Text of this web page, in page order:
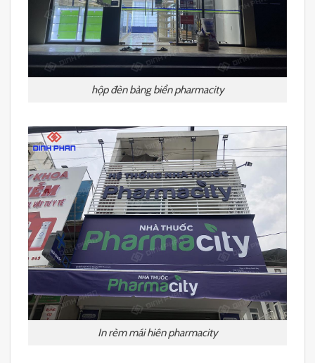
hộp đèn bảng biển pharmacity
In rèm mái hiên pharmacity